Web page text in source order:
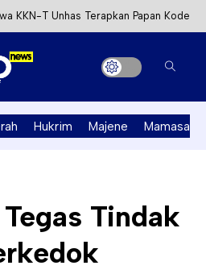
KKN-T Unhas Terapkan Papan Kode
di Pantai Lawere Desa Lotang Salo
Pengeroyokan SPBU Tapalang
Satu Lagi Kabur ke Kalimantan
Absen, APPK Mamuju
Kasus Tambang Emas Ilegal
Hukrim Majene Mamasa
Tindak